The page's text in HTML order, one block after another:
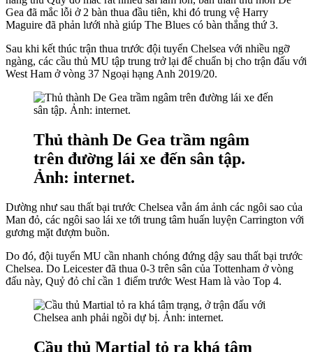
Gea đã mắc lỗi ở 2 bàn thua đầu tiên, khi đó trung vệ Harry
Maguire đã phản lưới nhà giúp The Blues có bàn thắng thứ 3.
Sau khi kết thúc trận thua trước đội tuyển Chelsea với nhiều ngỡ
ngàng, các cầu thủ MU tập trung trở lại để chuẩn bị cho trận đấu với
West Ham ở vòng 37 Ngoại hạng Anh 2019/20.
Thủ thành De Gea trầm ngâm
trên đường lái xe đến sân tập.
Ảnh: internet.
Dường như sau thất bại trước Chelsea vẫn ám ảnh các ngôi sao của
Man đỏ, các ngôi sao lái xe tới trung tâm huấn luyện Carrington với
gương mặt đượm buồn.
Do đó, đội tuyển MU cần nhanh chóng đứng dậy sau thất bại trước
Chelsea. Do Leicester đã thua 0-3 trên sân của Tottenham ở vòng
đấu này, Quỷ đỏ chỉ cần 1 điểm trước West Ham là vào Top 4.
Cầu thủ Martial tỏ ra khá tâm